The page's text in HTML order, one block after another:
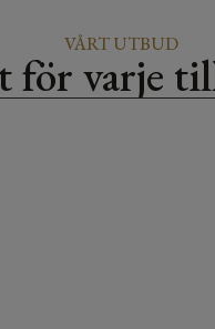
VÅRT UTBUD
för varje